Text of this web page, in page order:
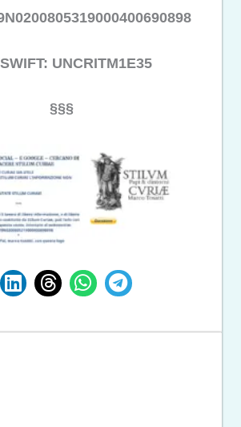
UNCRITM1E35
§§§